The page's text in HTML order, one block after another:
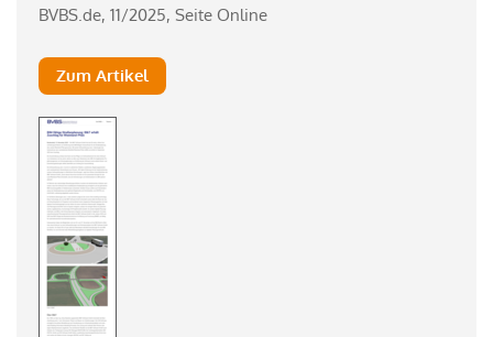
BVBS.de, 11/2025, Seite Online
Zum Artikel